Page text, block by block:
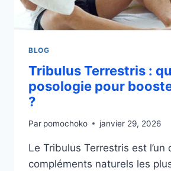
BLOG
Tribulus Terrestris :
posologie pour
?
Par pomochoko janvier 29, 2026
Le Tribulus Terrestris est l’un
compléments naturels les